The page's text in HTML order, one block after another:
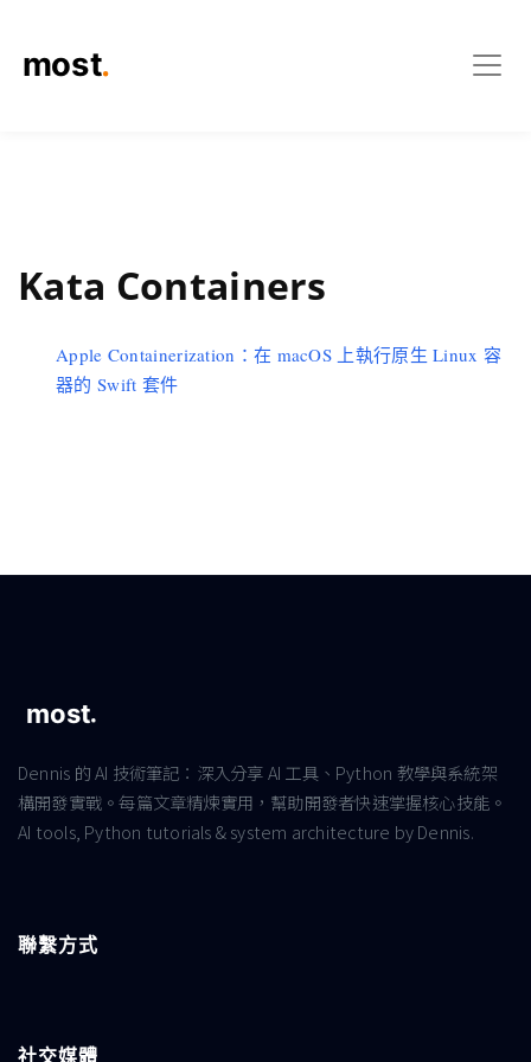
Kata Containers
Apple Containerization：在 macOS 上執行原生 Linux 容
器的 Swift 套件
Dennis 的 AI 技術筆記：深入分享 AI 工具、Python 教學與系統架
構開發實戰。每篇文章精煉實用，幫助開發者快速掌握核心技能。
AI tools, Python tutorials & system architecture by Dennis.
聯繫方式
社交媒體